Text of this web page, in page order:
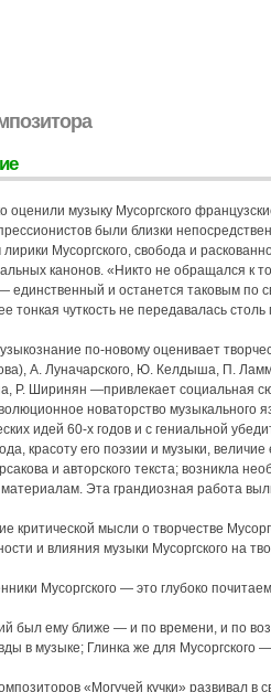
оценили музыку Мусоргского
были близки
лирики Мусоргского, свобода и
канонов. «Никто не обращался к
единственный и останется таковым по
тонкая чуткость не передавалась
по-новому оценивает
А. Луначарского, Ю. Келдыша, П.
Р. Ширинян —привлекает социальная
новаторство музыкального
идей 60-х годов и с гениальной
красоту его поэзии и музыки,
и авторского текста; возникла
Эта грандиозная работа
критической мысли о творчестве
и влияния музыки Мусоргского на
Мусоргского — это глубоко
был ему ближе — и по времени, и по
в музыке; Глинка же для Мусоргского
«Могучей кучки» развивал в